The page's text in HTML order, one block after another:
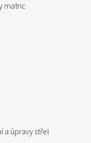
matric
a úpravy střel